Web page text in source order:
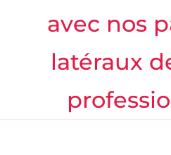
avec nos
latéraux